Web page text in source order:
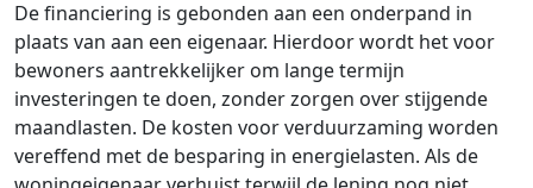
De financiering is gebonden aan een onderpand in
plaats van aan een eigenaar. Hierdoor wordt het voor
bewoners aantrekkelijker om lange termijn
investeringen te doen, zonder zorgen over stijgende
maandlasten. De kosten voor verduurzaming worden
vereffend met de besparing in energielasten. Als de